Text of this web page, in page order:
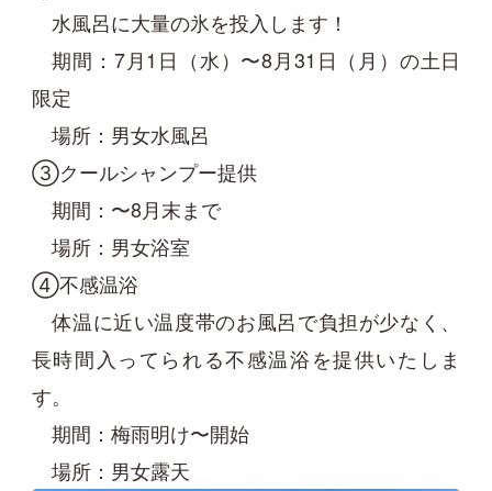
水風呂に大量の氷を投入します！
期間：7月1日（水）〜8月31日（月）の土日
限定
場所：男女水風呂
③クールシャンプー提供
期間：〜8月末まで
場所：男女浴室
④不感温浴
体温に近い温度帯のお風呂で負担が少なく、
長時間入ってられる不感温浴を提供いたしま
す。
期間：梅雨明け〜開始
場所：男女露天